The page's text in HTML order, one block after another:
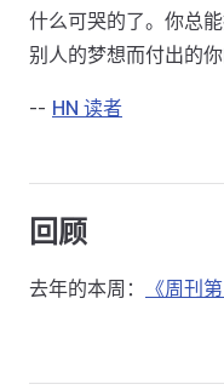
什么可哭的了。你总
别人的梦想而付出的你
-- HN 读者
回顾
去年的本周： 《周刊